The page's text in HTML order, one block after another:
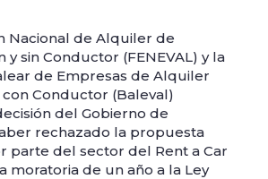
Nacional de Alquiler de
y sin Conductor (FENEVAL) y la
de Empresas de Alquiler
Conductor (Baleval)
del Gobierno de
rechazado la propuesta
parte del sector del Rent a Car
moratoria de un año a la Ley